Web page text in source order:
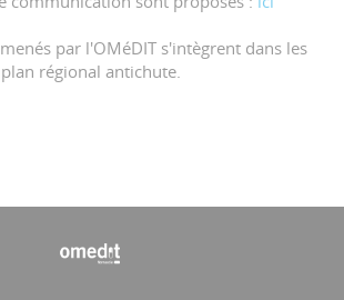
par l'OMéDIT s'intègrent dans les
régional antichute.